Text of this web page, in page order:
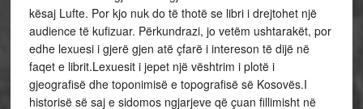
kësaj Lufte. Por kjo nuk do të thotë se libri i drejtohet një
audience të kufizuar. Përkundrazi, jo vetëm ushtarakët, por
edhe lexuesi i gjerë gjen atë çfarë i intereson të dijë në
faqet e librit.Lexuesit i jepet një vështrim i plotë i
gjeografisë dhe toponimisë e topografisë së Kosovës.I
historisë së saj e sidomos ngjarjeve që çuan fillimisht në